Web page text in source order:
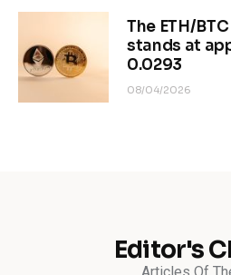
The ETH/
stands at
0.0293
08/04/2026
Editor's